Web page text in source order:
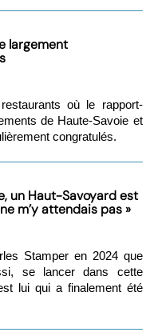
largement
où le rapport-
de Haute-Savoie et
congratulés.
un Haut-Savoyard est
m’y attendais pas »
Stamper en 2024 que
se lancer dans cette
lui qui a finalement été